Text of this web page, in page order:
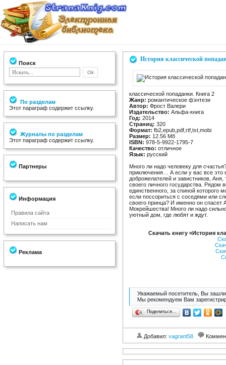
Поиск
По разделам
Этот параграф содержит ссылку.
Журналы по разделам
Этот параграф содержит ссылку.
Партнеры
Информация
Правила сайта
Написать нам
Реклама
История классической
классической попаданки. Книга 2
Жанр: романтическое фэнтези
Автор: Фрост Валери
Издательство: Альфа-книга
Год: 2014
Страниц: 320
Формат: fb2,epub,pdf,rtf,txt,mobi
Размер: 12.56 Мб
ISBN: 978-5-9922-1795-7
Качество: отличное
Язык: русский
Много ли надо человеку для
приключения… А если у вас все это
доброжелателей и завистников,
своего личного государства. Рядом
единственного, за спиной которого
если поссориться с соседями или
своего принца? И именно он спасет
Мокрейшества! Много ли надо
уютный дом, где любят и ждут.
Скачать книгу «История
Уважаемый посетитель, Вы зашли
Мы рекомендуем Вам
Поделиться…
Добавил: vagrant58